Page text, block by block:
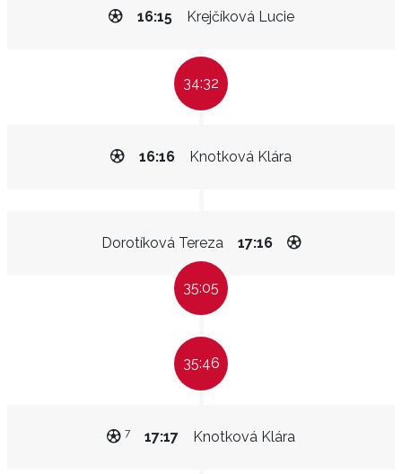
Krejčíková Lucie
16:15
34:32
Knotková Klára
16:16
Dorotíková Tereza 17:16
35:05
35:46
Knotková Klára
17:17
7